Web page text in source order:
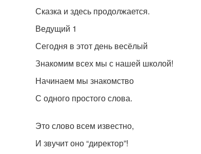
Сказка и здесь продолжается.
Ведущий 1
Сегодня в этот день весёлый
Знакомим всех мы с нашей школой!
Начинаем мы знакомство
С одного простого слова.
Это слово всем известно,
И звучит оно “директор”!